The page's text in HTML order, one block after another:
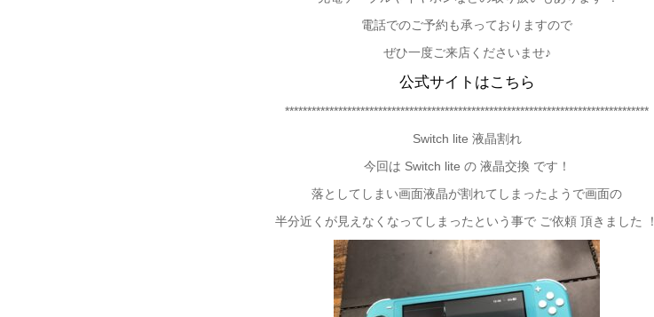
電話でのご予約も承っておりますので
ぜひ一度ご来店くださいませ♪
公式サイトはこちら
**********************************************************************************
Switch lite 液晶割れ
今回は Switch lite の 液晶交換 です！
落としてしまい画面液晶が割れてしまったようで画面の
半分近くが見えなくなってしまったという事で ご依頼 頂きました ！